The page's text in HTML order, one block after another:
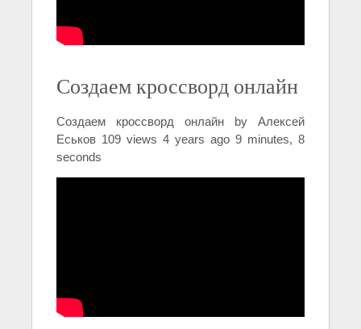
Создаем кроссворд онлайн
Создаем кроссворд онлайн by Алексей
Еськов 109 views 4 years ago 9 minutes, 8
seconds